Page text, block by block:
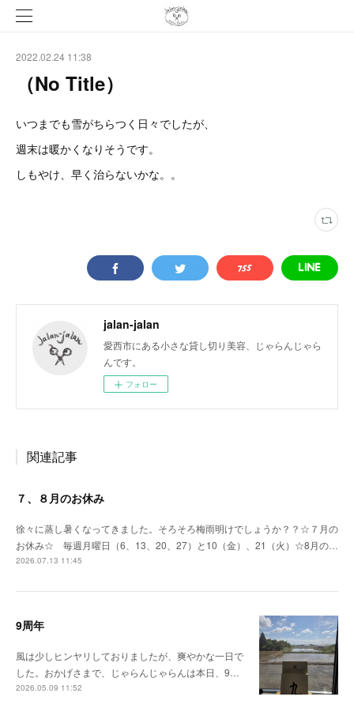
2022.02.24 11:38
（No Title）
いつまでも雪がちらつく日々でしたが、
週末は暖かくなりそうです。
しもやけ、早く治らないかな。。
jalan-jalan
愛西市にある小さな貸し切り美容、じゃらんじゃら
んです。
フォロー
関連記事
７、８月のお休み
徐々に蒸し暑くなってきました。そろそろ梅雨明けでしょうか？？☆７月の
お休み☆ 毎週月曜日（6、13、20、27）と10（金）、21（火）☆8月の…
2026.07.13 11:45
9周年
風は少しヒンヤリしておりましたが、爽やかな一日で
した。おかげさまで、じゃらんじゃらんは本日、9…
2026.05.09 11:52